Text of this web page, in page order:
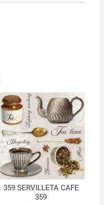
359 SERVILLETA CAFE
359